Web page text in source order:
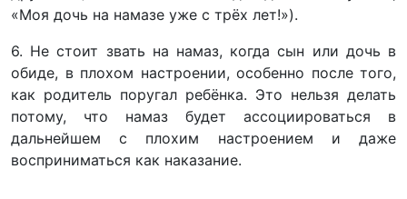
«Моя дочь на намазе уже с трёх лет!»).
6. Не стоит звать на намаз, когда сын или дочь в
обиде, в плохом настроении, особенно после того,
как родитель поругал ребёнка. Это нельзя делать
потому, что намаз будет ассоциироваться в
дальнейшем с плохим настроением и даже
восприниматься как наказание.